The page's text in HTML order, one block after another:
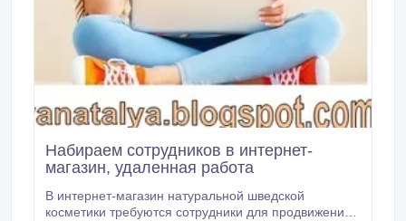
Набираем сотрудников в интернет-
магазин, удаленная работа
В интернет-магазин натуральной шведской
косметики требуются сотрудники для продвижения